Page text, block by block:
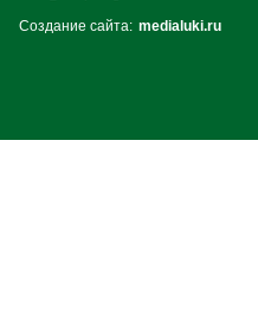
Создание сайта: medialuki.ru